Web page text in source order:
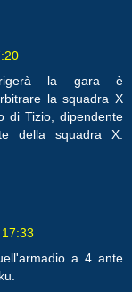
la gara è
la squadra X
di Tizio, dipendente
della squadra X.
a 4 ante